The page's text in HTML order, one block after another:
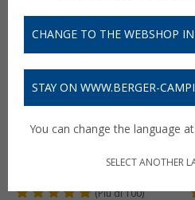
-37%
LED Berger Hopuni Pro
(Più di100)
CHANGE TO THE WEBSHOP
STAY ON WWW.BERGER-
You can change the language
SELECT ANOTHER